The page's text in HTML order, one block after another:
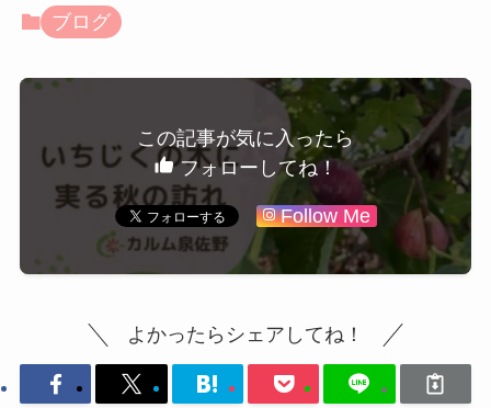
ブログ
この記事が気に入ったら
フォローしてね！
Follow Me
よかったらシェアしてね！